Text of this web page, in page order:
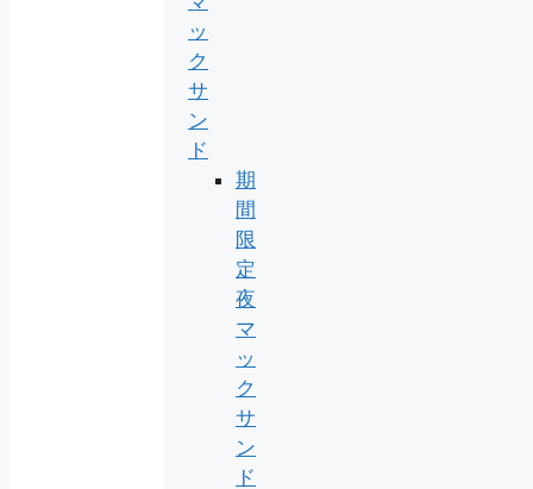
ッ
ク
サ
ン
ド
期
間
限
定
夜
マ
ッ
ク
サ
ン
ド